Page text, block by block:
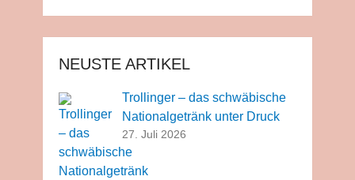
NEUSTE ARTIKEL
Trollinger – das schwäbische
Nationalgetränk unter Druck
27. Juli 2026